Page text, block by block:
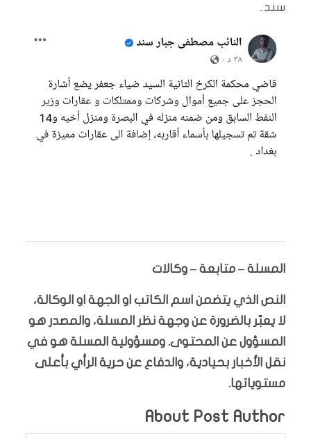
سند..
المسلة – متابعة – وكالات
النص الذي يتضمن اسم الكاتب او الجهة او الوكالة،
لا يعبّر بالضرورة عن وجهة نظر المسلة، والمصدر هو
المسؤول عن المحتوى. ومسؤولية المسلة هو في
نقل الأخبار بحيادية، والدفاع عن حرية الرأي بأعلى
مستوياتها.
About Post Author